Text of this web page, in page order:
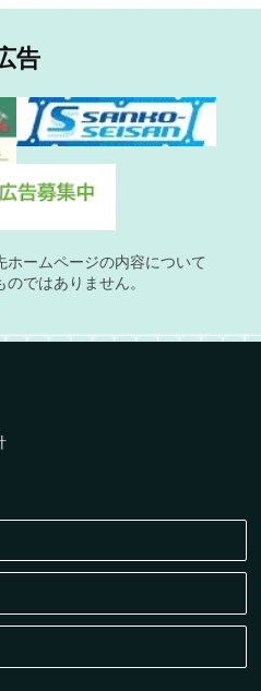
告
ームページの内容について
ではありません。